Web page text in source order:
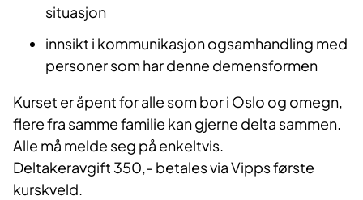
situasjon
innsikt i kommunikasjon ogsamhandling med
personer som har denne demensformen
Kurset er åpent for alle som bor i Oslo og omegn,
flere fra samme familie kan gjerne delta sammen.
Alle må melde seg på enkeltvis.
Deltakeravgift 350,- betales via Vipps første
kurskveld.